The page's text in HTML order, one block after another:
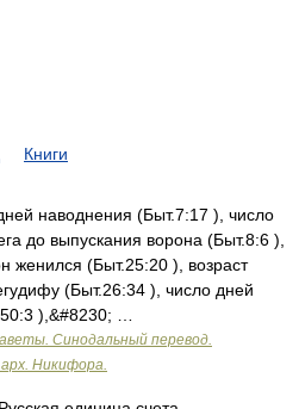
Книги
наводнения (Быт.7:17 ), число
до выпускания ворона (Быт.8:6 ),
женился (Быт.25:20 ), возраст
(Быт.26:34 ), число дней
),&#8230; …
Синодальный перевод.
Никифора.